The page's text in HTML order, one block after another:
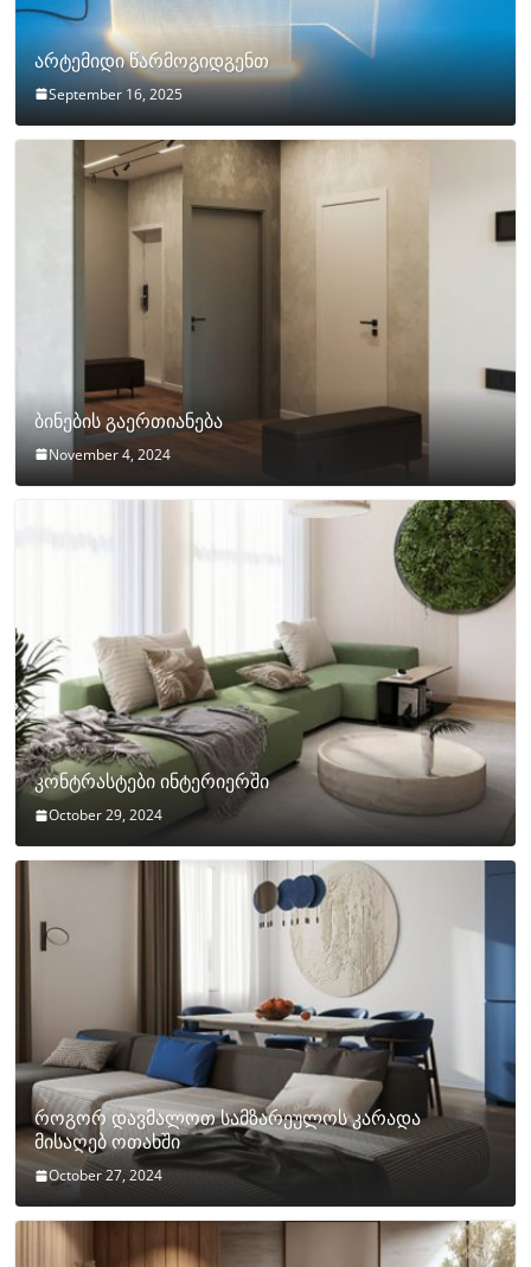
არტემიდი წარმოგიდგენთ
September 16, 2025
ბინების გაერთიანება
November 4, 2024
კონტრასტები ინტერიერში
October 29, 2024
როგორ დავმალოთ სამზარეულოს კარადა
მისაღებ ოთახში
October 27, 2024